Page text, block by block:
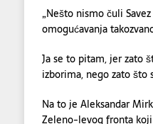
„Nešto nismo čuli
omogućavanja
Ja se to pitam, jer zato
izborima, nego zato što
Na to je Aleksandar
Zeleno-levog fronta